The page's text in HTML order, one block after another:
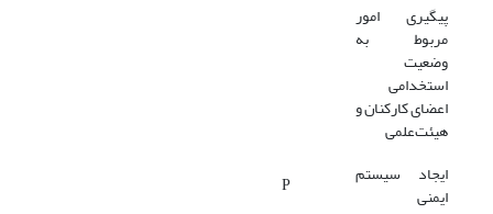
پیگیری امور
مربوط به
وضعیت
استخدامی
اعضای کارکنان و
هیئت‌علمی
ایجاد سیستم
ایمنی
P